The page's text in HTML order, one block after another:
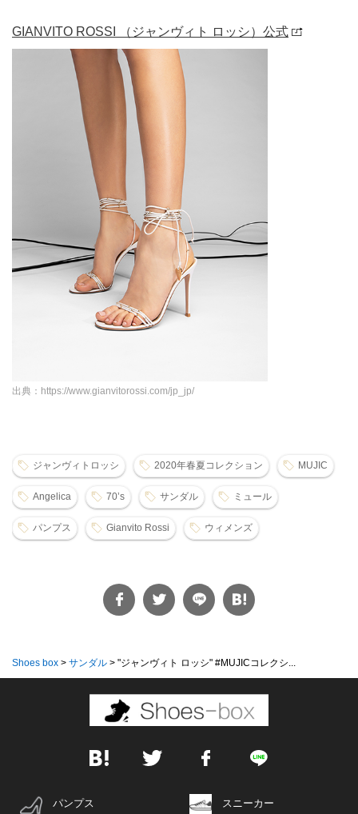
GIANVITO ROSSI （ジャンヴィト ロッシ）公式
出典：https://www.gianvitorossi.com/jp_jp/
ジャンヴィトロッシ 2020年春夏コレクション MUJIC
Angelica 70’s サンダル ミュール
パンプス Gianvito Rossi ウィメンズ
Shoes box > サンダル > "ジャンヴィト ロッシ" #MUJICコレクシ...
パンプス スニーカー